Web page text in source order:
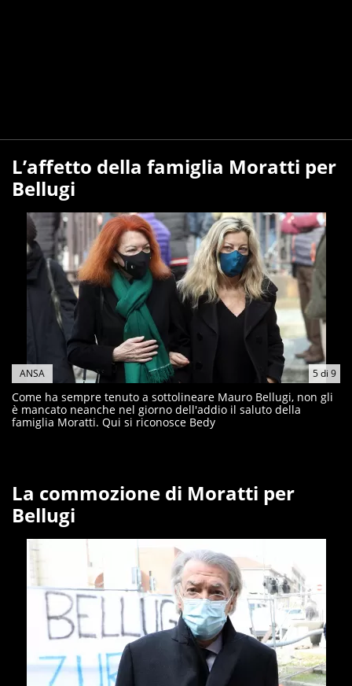
L’affetto della famiglia Moratti per
Bellugi
5di 9
ANSA
Come ha sempre tenuto a sottolineare Mauro Bellugi, non gli
è mancato neanche nel giorno dell'addio il saluto della
famiglia Moratti. Qui si riconosce Bedy
La commozione di Moratti per
Bellugi